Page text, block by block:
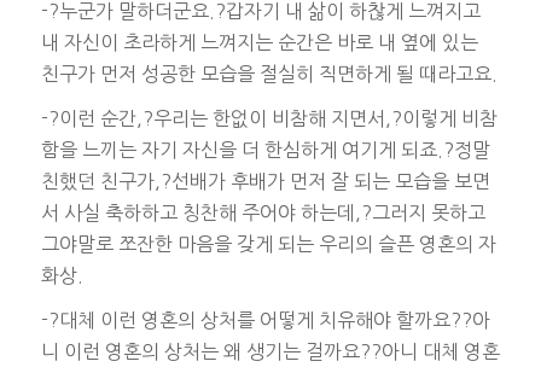
-?누군가 말하더군요.?갑자기 내 삶이 하찮게 느껴지고
내 자신이 초라하게 느껴지는 순간은 바로 내 옆에 있는
친구가 먼저 성공한 모습을 절실히 직면하게 될 때라고요.
-?이런 순간,?우리는 한없이 비참해 지면서,?이렇게 비참
함을 느끼는 자기 자신을 더 한심하게 여기게 되죠.?정말
친했던 친구가,?선배가 후배가 먼저 잘 되는 모습을 보면
서 사실 축하하고 칭찬해 주어야 하는데,?그러지 못하고
그야말로 쪼잔한 마음을 갖게 되는 우리의 슬픈 영혼의 자
화상.
-?대체 이런 영혼의 상처를 어떻게 치유해야 할까요??아
니 이런 영혼의 상처는 왜 생기는 걸까요??아니 대체 영혼